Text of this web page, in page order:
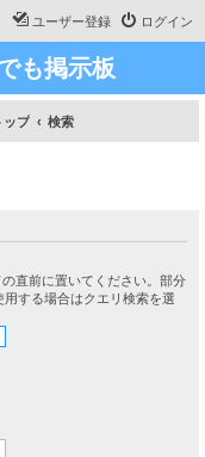
ログイン
ユーザー登録
も掲示板
ップ 検索
直前に置いてください。部分
する場合はクエリ検索を選